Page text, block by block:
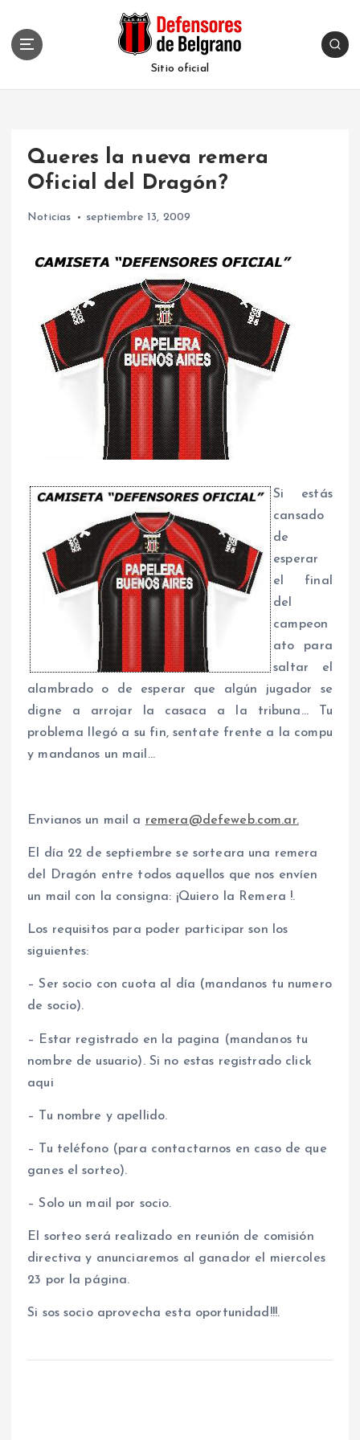
Sitio oficial
Queres la nueva remera
Oficial del Dragón?
Noticias septiembre 13, 2009
Si estás
cansado
de
esperar
el final
del
campeon
ato para
saltar el
alambrado o de esperar que algún jugador se
digne a arrojar la casaca a la tribuna… Tu
problema llegó a su fin, sentate frente a la compu
y mandanos un mail…
Envianos un mail a remera@defeweb.com.ar.
El día 22 de septiembre se sorteara una remera
del Dragón entre todos aquellos que nos envíen
un mail con la consigna: ¡Quiero la Remera !.
Los requisitos para poder participar son los
siguientes:
– Ser socio con cuota al día (mandanos tu numero
de socio).
– Estar registrado en la pagina (mandanos tu
nombre de usuario). Si no estas registrado click
aqui
– Tu nombre y apellido.
– Tu teléfono (para contactarnos en caso de que
ganes el sorteo).
– Solo un mail por socio.
El sorteo será realizado en reunión de comisión
directiva y anunciaremos al ganador el miercoles
23 por la página.
Si sos socio aprovecha esta oportunidad!!!.